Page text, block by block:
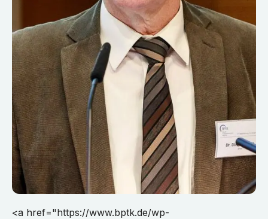
<a href="https://www.bptk.de/wp-